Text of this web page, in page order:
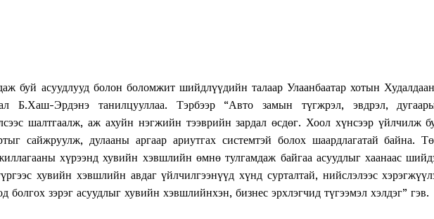
Company
About
Contact us
Subscription Plans
буй асуудлууд болон боломжит шийдлүүдийн талаар Улаанбаатар хотын
Б.Хаш-Эрдэнэ танилцууллаа. Тэрбээр “Авто замын түгжрэл, эвдрэл,
шалтгаалж, аж ахуйн нэгжийн тээврийн зардал өсдөг. Хоол хүнсээр үйлчилж
сайжруулж, дулааны аргаар ариутгах системтэй болох шаардлагатай байна.
хүрээнд хувийн хэвшлийн өмнө тулгамдаж байгаа асуудлыг хаанаас
хувийн хэвшлийн авдаг үйлчилгээнүүд хүнд сурталтай, нийслэлээс
болгох зэрэг асуудлыг хувийн хэвшлийнхэн, бизнес эрхлэгчид түгээмэл хэлдэг” гэв.